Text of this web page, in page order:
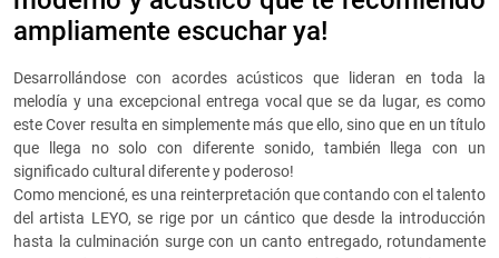
ampliamente escuchar ya!
Desarrollándose con acordes acústicos que lideran en toda la
melodía y una excepcional entrega vocal que se da lugar, es como
este Cover resulta en simplemente más que ello, sino que en un título
que llega no solo con diferente sonido, también llega con un
significado cultural diferente y poderoso!
Como mencioné, es una reinterpretación que contando con el talento
del artista LEYO, se rige por un cántico que desde la introducción
hasta la culminación surge con un canto entregado, rotundamente